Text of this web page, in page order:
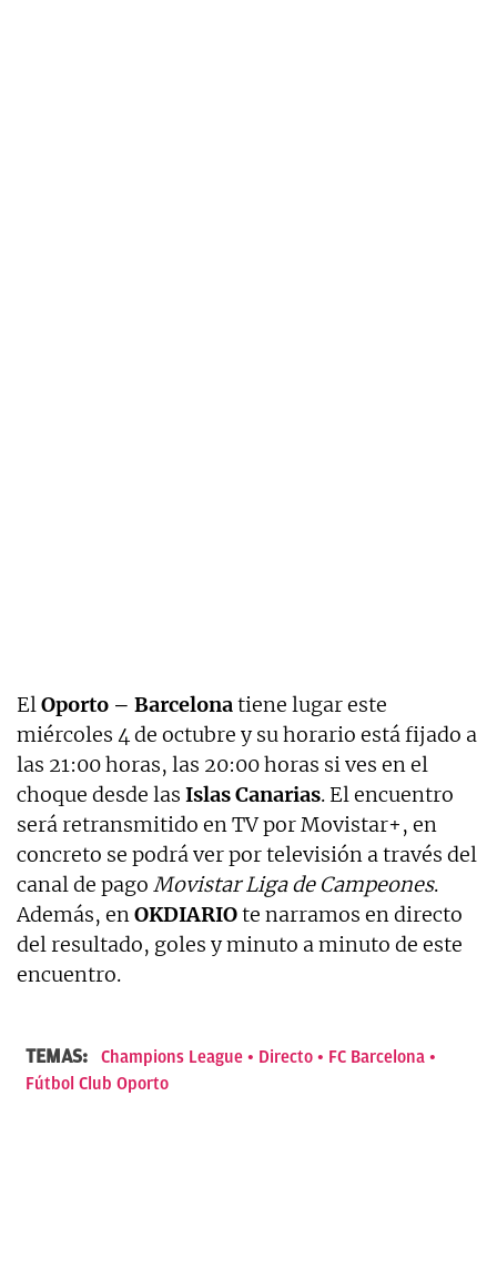
ElOporto – Barcelonatiene lugar este
miércoles 4 de octubre y su horario está fijado a
las 21:00 horas, las 20:00 horas si ves en el
choque desde las Islas Canarias. El encuentro
será retransmitido en TV por Movistar+, en
concreto se podrá ver por televisión a través del
canal de pago Movistar Liga de Campeones.
Además, enOKDIARIOte narramos en directo
del resultado, goles y minuto a minuto de este
encuentro.
TEMAS: Champions League Directo
FC Barcelona
Fútbol Club Oporto